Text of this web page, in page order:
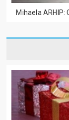
Mihaela